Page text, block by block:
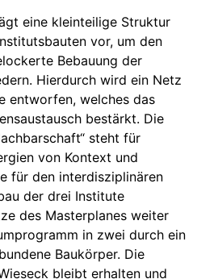
eine kleinteilige Struktur
vor, um den
Bebauung der
Hierdurch wird ein Netz
entworfen, welches das
bestärkt. Die
steht für
von Kontext und
für den interdis­zi­plinären
der drei Institute
des Master­planes weiter
in zwei durch ein
Baukörper. Die
bleibt erhalten und